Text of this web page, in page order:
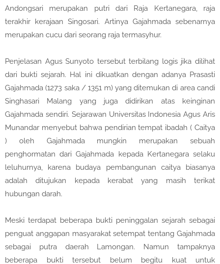
Andongsari merupakan putri dari Raja Kertanegara, raja
terakhir kerajaan Singosari. Artinya Gajahmada sebenarnya
merupakan cucu dari seorang raja termasyhur.
Penjelasan Agus Sunyoto tersebut terbilang logis jika dilihat
dari bukti sejarah. Hal ini dikuatkan dengan adanya Prasasti
Gajahmada (1273 saka / 1351 m) yang ditemukan di area candi
Singhasari Malang yang juga didirikan atas keinginan
Gajahmada sendiri. Sejarawan Universitas Indonesia Agus Aris
Munandar menyebut bahwa pendirian tempat ibadah ( Caitya
) oleh Gajahmada mungkin merupakan sebuah
penghormatan dari Gajahmada kepada Kertanegara selaku
leluhurnya, karena budaya pembangunan caitya biasanya
adalah ditujukan kepada kerabat yang masih terikat
hubungan darah.
Meski terdapat beberapa bukti peninggalan sejarah sebagai
penguat anggapan masyarakat setempat tentang Gajahmada
sebagai putra daerah Lamongan. Namun tampaknya
beberapa bukti tersebut belum begitu kuat untuk